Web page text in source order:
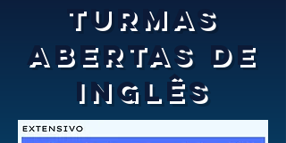
TURMAS
ABERTAS DE
INglês